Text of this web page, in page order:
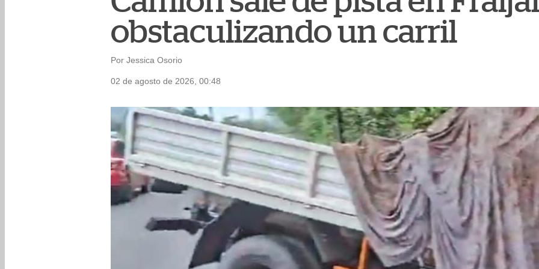
obstaculizando un carril
Por Jessica Osorio
02 de agosto de 2026, 00:48